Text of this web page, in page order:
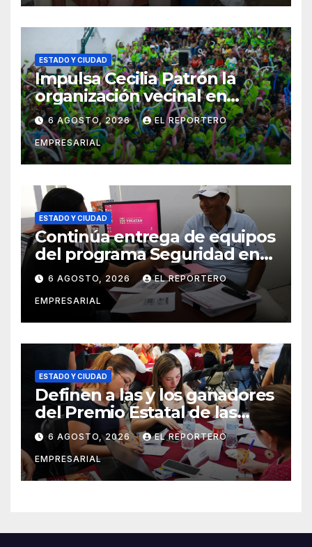
ESTADO Y CIUDAD
Impulsa Cecilia Patrón la
organización vecinal en
Mérida y suma a comités de
vigilancia en la prevención
social del delito
6 AGOSTO, 2026 EL REPORTERO
EMPRESARIAL
ESTADO Y CIUDAD
Continúa entrega de equipos
del programa Seguridad en
el Mar
6 AGOSTO, 2026 EL REPORTERO
EMPRESARIAL
ESTADO Y CIUDAD
Definen a las y los ganadores
del Premio Estatal de las
Juventudes 2026
6 AGOSTO, 2026 EL REPORTERO
EMPRESARIAL